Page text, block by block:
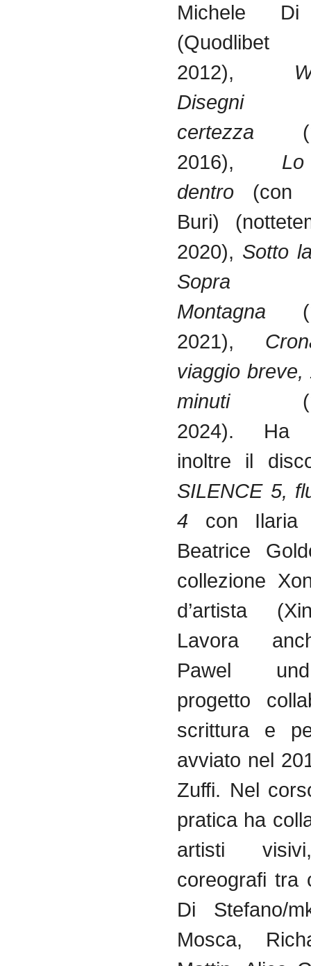
Michele Di
(Quodlibet
2012),
certezza
2016),
dentro (con
Buri)
2020), Sotto
Montagna
2021),
viaggio breve,
minuti
2024). Ha
inoltre il
SILENCE 5,
4 con Ilaria
Beatrice
collezione
d’artista
Lavora
Pawel
progetto
scrittura e
avviato nel
Zuffi. Nel
pratica ha
artisti
coreografi tra
Di Stefano/
Mosca,